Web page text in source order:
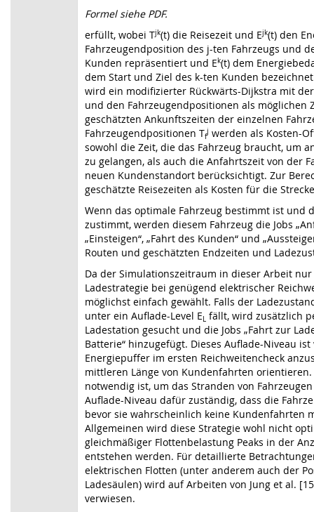
Formel siehe PDF.
erfüllt, wobei Tjk(t) die Reisezeit und Ejk(t) den
Fahrzeugendposition des j-ten Fahrzeugs und
Kunden repräsentiert und Ek(t) dem
dem Start und Ziel des k-ten Kunden
wird ein modifizierter Rückwärts-Dijkstra mit
und den Fahrzeugendpositionen als möglichen
geschätzten Ankunftszeiten der einzelnen
Fahrzeugendpositionen Tf
j werden als Kosten-
sowohl die Zeit, die das Fahrzeug braucht, um
zu gelangen, als auch die Anfahrtszeit von der
neuen Kundenstandort berücksichtigt. Zur
geschätzte Reisezeiten als Kosten für die
Wenn das optimale Fahrzeug bestimmt ist und
zustimmt, werden diesem Fahrzeug die Jobs
„Einsteigen“, „Fahrt des Kunden“ und
Routen und geschätzten Endzeiten und
Da der Simulationszeitraum in dieser Arbeit
Ladestrategie bei genügend elektrischer
möglichst einfach gewählt. Falls der
unter ein Auflade-Level EL fällt, wird zusätzlich
Ladestation gesucht und die Jobs „Fahrt zur
Batterie“ hinzugefügt. Dieses Auflade-Niveau
Energiepuffer im ersten Reichweitencheck
mittleren Länge von Kundenfahrten
notwendig ist, um das Stranden von
Auflade-Niveau dafür zuständig, dass die
bevor sie wahrscheinlich keine Kundenfahrten
Allgemeinen wird diese Strategie wohl nicht
gleichmäßiger Flottenbelastung Peaks in der
entstehen werden. Für detaillierte
elektrischen Flotten (unter anderem auch der
Ladesäulen) wird auf Arbeiten von Jung et al.
verwiesen.